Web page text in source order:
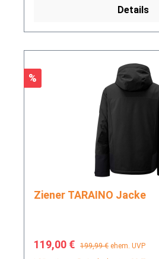
Details
Rabatt
%
Ziener TARAINO Jacke
Verkaufspreis:
119,00 € Regulärer Preis:
199,99 € ehem. UVP